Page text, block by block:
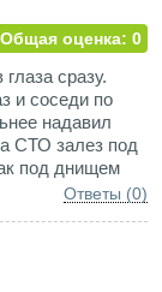
хрупкое)
защиты).
отделка так
собираюсь.
компьютер
знать как её
Общая оценка: 0
сразу.
и соседи по
надавил
СТО залез под
под днищем
легко и
- скрежет
- порогом
Ответы (0)